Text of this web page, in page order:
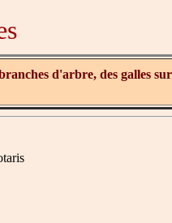
d'arbre, des galles